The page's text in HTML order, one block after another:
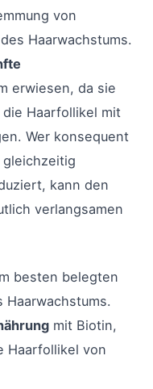
von
Haarwachstums.
erwiesen, da sie
Haarfollikel mit
Wer konsequent
kann den
verlangsamen
besten belegten
mit Biotin,
Haarfollikel von